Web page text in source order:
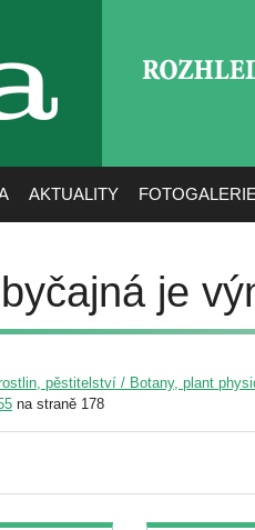
AKTUALITY
je
pěstitelství / Botany, plant
na straně 178